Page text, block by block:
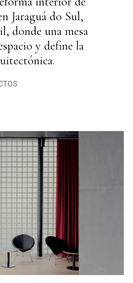
Jaraguá do Sul,
donde una mesa
y define la